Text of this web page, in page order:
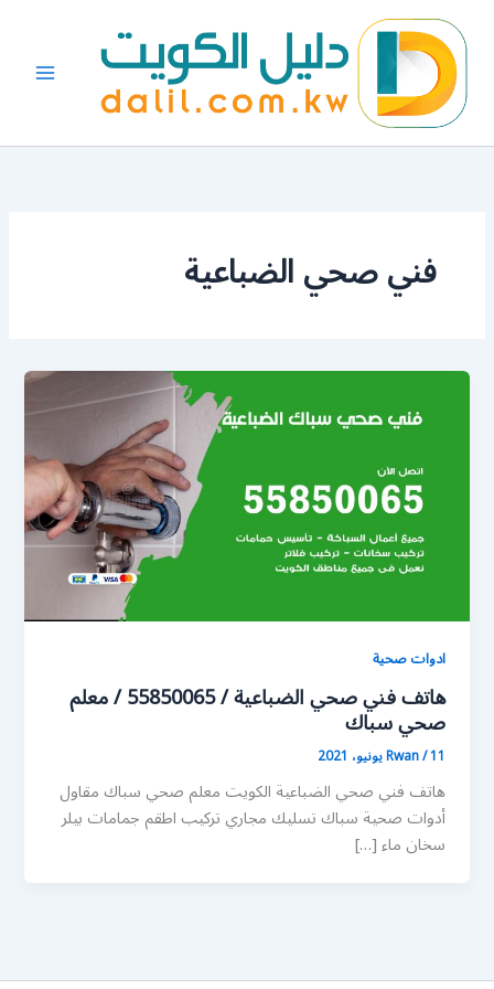
المحتوى
فني صحي الضباعية
ادوات صحية
هاتف فني صحي الضباعية / 55850065 / معلم
صحي سباك
Rwan/11 يونيو، 2021
هاتف فني صحي الضباعية الكويت معلم صحي سباك مقاول
أدوات صحية سباك تسليك مجاري تركيب اطقم جمامات بيلر
سخان ماء […]